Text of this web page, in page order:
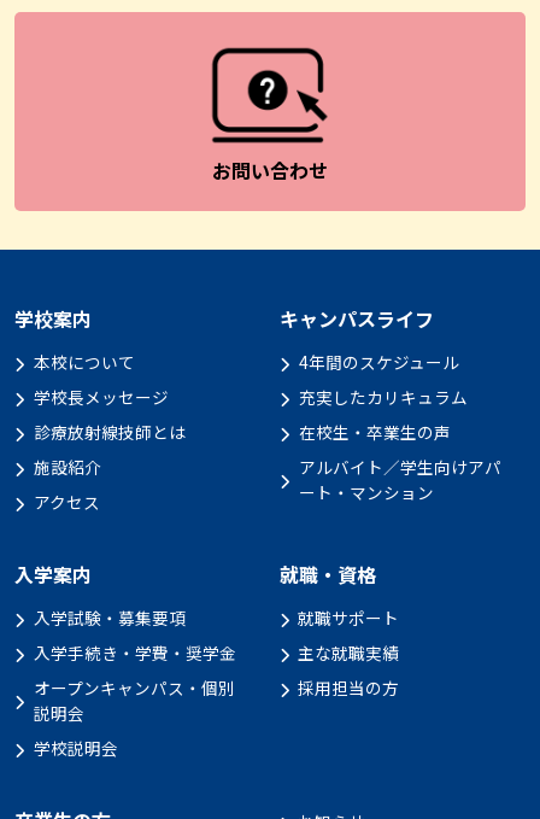
お問い合わせ
学校案内
本校について
学校長メッセージ
診療放射線技師とは
施設紹介
アクセス
キャンパスライフ
4年間のスケジュール
充実したカリキュラム
在校生・卒業生の声
アルバイト／学生向けアパ
ート・マンション
入学案内
入学試験・募集要項
入学手続き・学費・奨学金
オープンキャンパス・個別
説明会
学校説明会
就職・資格
就職サポート
主な就職実績
採用担当の方